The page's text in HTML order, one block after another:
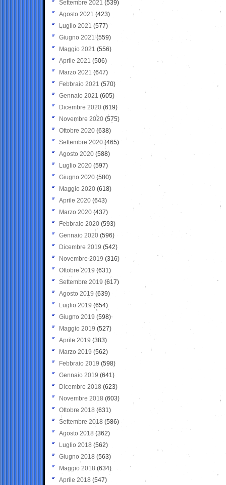
Settembre 2021 (539)
Agosto 2021 (423)
Luglio 2021 (577)
Giugno 2021(559)
Maggio 2021 (556)
Aprile 2021 (506)
Marzo 2021 (647)
Febbraio 2021 (570)
Gennaio 2021 (605)
Dicembre 2020 (619)
Novembre 2020 (575)
Ottobre 2020 (638)
Settembre 2020(465)
Agosto 2020 (588)
Luglio 2020 (597)
Giugno 2020 (580)
Maggio 2020 (618)
Aprile 2020 (643)
Marzo 2020 (437)
Febbraio 2020 (593)
Gennaio 2020 (596)
Dicembre 2019 (542)
Novembre 2019 (316)
Ottobre 2019 (631)
Settembre 2019 (617)
Agosto 2019 (639)
Luglio 2019 (654)
Giugno 2019 (598)
Maggio 2019 (527)
Aprile 2019 (383)
Marzo 2019 (562)
Febbraio 2019 (598)
Gennaio 2019 (641)
Dicembre 2018 (623)
Novembre 2018 (603)
Ottobre 2018 (631)
Settembre 2018 (586)
Agosto 2018 (362)
Luglio 2018 (562)
Giugno 2018 (563)
Maggio 2018 (634)
Aprile 2018 (547)